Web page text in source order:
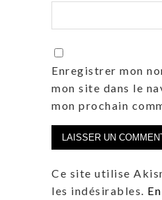
Enregistrer mon
mon site dans le
mon prochain
Ce site utilise
les indésirables.